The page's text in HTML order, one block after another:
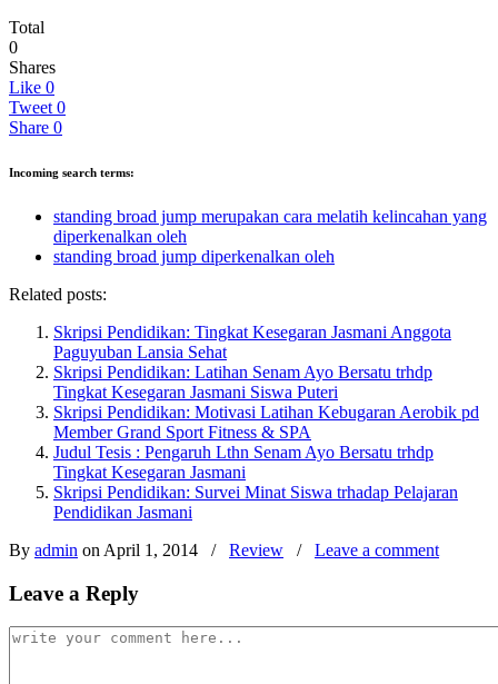
Total
0
Shares
Like 0
Tweet 0
Share 0
Incoming search terms:
standing broad jump merupakan cara melatih kelincahan yang
diperkenalkan oleh
standing broad jump diperkenalkan oleh
Related posts:
Skripsi Pendidikan: Tingkat Kesegaran Jasmani Anggota
Paguyuban Lansia Sehat
Skripsi Pendidikan: Latihan Senam Ayo Bersatu trhdp
Tingkat Kesegaran Jasmani Siswa Puteri
Skripsi Pendidikan: Motivasi Latihan Kebugaran Aerobik pd
Member Grand Sport Fitness & SPA
Judul Tesis : Pengaruh Lthn Senam Ayo Bersatu trhdp
Tingkat Kesegaran Jasmani
Skripsi Pendidikan: Survei Minat Siswa trhadap Pelajaran
Pendidikan Jasmani
By admin on April 1, 2014 / Review / Leave a comment
Leave a Reply